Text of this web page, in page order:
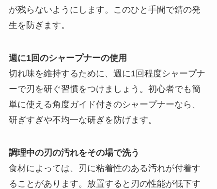
が残らないようにします。このひと手間で錆の発
生を防ぎます。
週に1回のシャープナーの使用
切れ味を維持するために、週に1回程度シャープナ
ーで刃を研ぐ習慣をつけましょう。初心者でも簡
単に使える角度ガイド付きのシャープナーなら、
研ぎすぎや不均一な研ぎを防げます。
調理中の刃の汚れをその場で洗う
食材によっては、刃に粘着性のある汚れが付着す
ることがあります。放置すると刃の性能が低下す